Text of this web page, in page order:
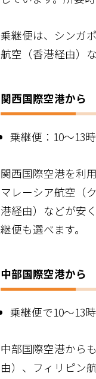
乗継便は、シンガ
航空（香港経由）
関西国際空港から
乗継便：10～13
関西国際空港を利
マレーシア航空（
港経由）などが安
継便も選べます。
中部国際空港から
乗継便で10～13
中部国際空港から
由）、フィリピン